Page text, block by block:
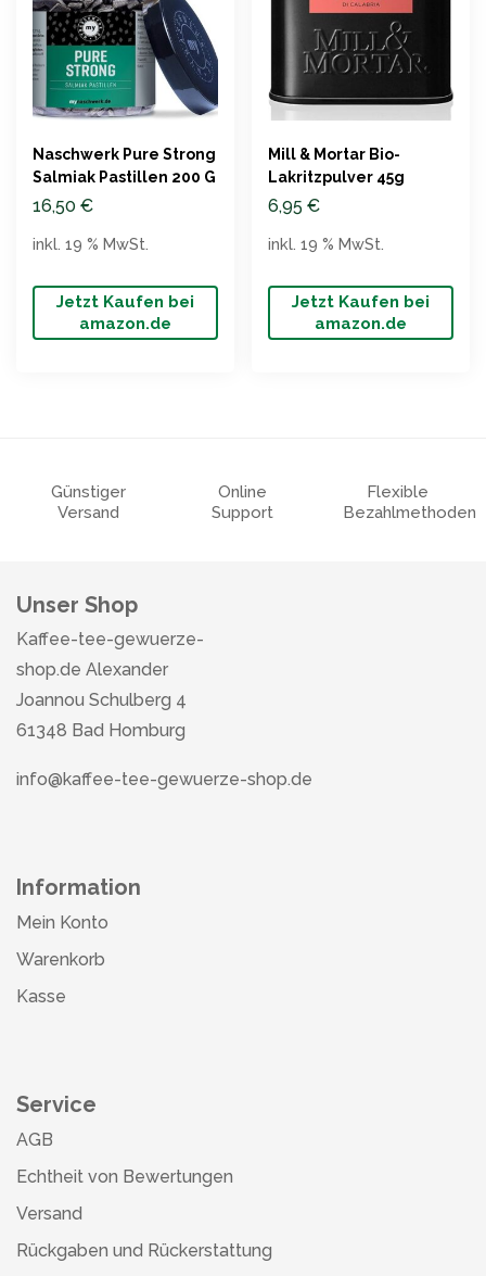
Naschwerk Pure Strong
Salmiak Pastillen 200 G
16,50 €
Jetzt Kaufen bei
amazon.de
inkl. 19 % MwSt.
Mill & Mortar Bio-
Lakritzpulver 45g
6,95 €
Jetzt Kaufen bei
amazon.de
inkl. 19 % MwSt.
Günstiger
Versand
Online
Support
Flexible
Bezahlmethoden
Unser Shop
Kaffee-tee-gewuerze-
shop.de Alexander
Joannou Schulberg 4
61348 Bad Homburg
info@kaffee-tee-gewuerze-shop.de
Information
Mein Konto
Warenkorb
Kasse
Service
AGB
Echtheit von Bewertungen
Versand
Rückgaben und Rückerstattung